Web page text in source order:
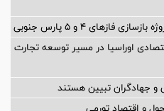
فازهای ۴ و ۵ پارس جنوبی
اوراسیا در مسیر توسعه تجارت
و جهادگران تبیین هستند